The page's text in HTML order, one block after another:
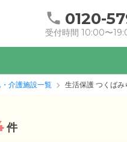
0120-
受付時間 10:00〜
介護施設一覧 生活保護 つくばみ
件